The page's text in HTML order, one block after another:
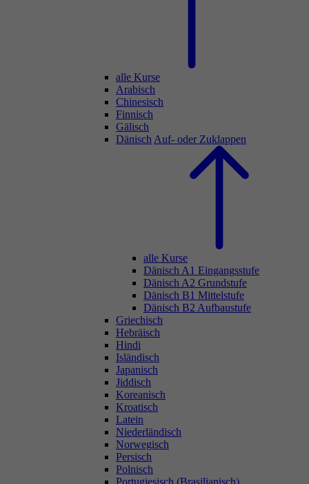
alle Kurse
Arabisch
Chinesisch
Finnisch
Gälisch
Dänisch Auf- oder Zuklappen
alle Kurse
Dänisch A1 Eingangsstufe
Dänisch A2 Grundstufe
Dänisch B1 Mittelstufe
Dänisch B2 Aufbaustufe
Griechisch
Hebräisch
Hindi
Isländisch
Japanisch
Jiddisch
Koreanisch
Kroatisch
Latein
Niederländisch
Norwegisch
Persisch
Polnisch
Portugiesisch (Brasilianisch)